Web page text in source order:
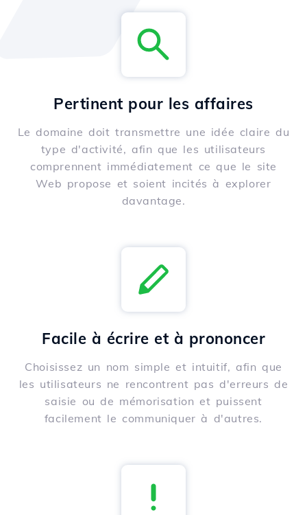
Pertinent pour les affaires
Le domaine doit transmettre une idée claire du
type d'activité, afin que les utilisateurs
comprennent immédiatement ce que le site
Web propose et soient incités à explorer
davantage.
Facile à écrire et à prononcer
Choisissez un nom simple et intuitif, afin que
les utilisateurs ne rencontrent pas d'erreurs de
saisie ou de mémorisation et puissent
facilement le communiquer à d'autres.